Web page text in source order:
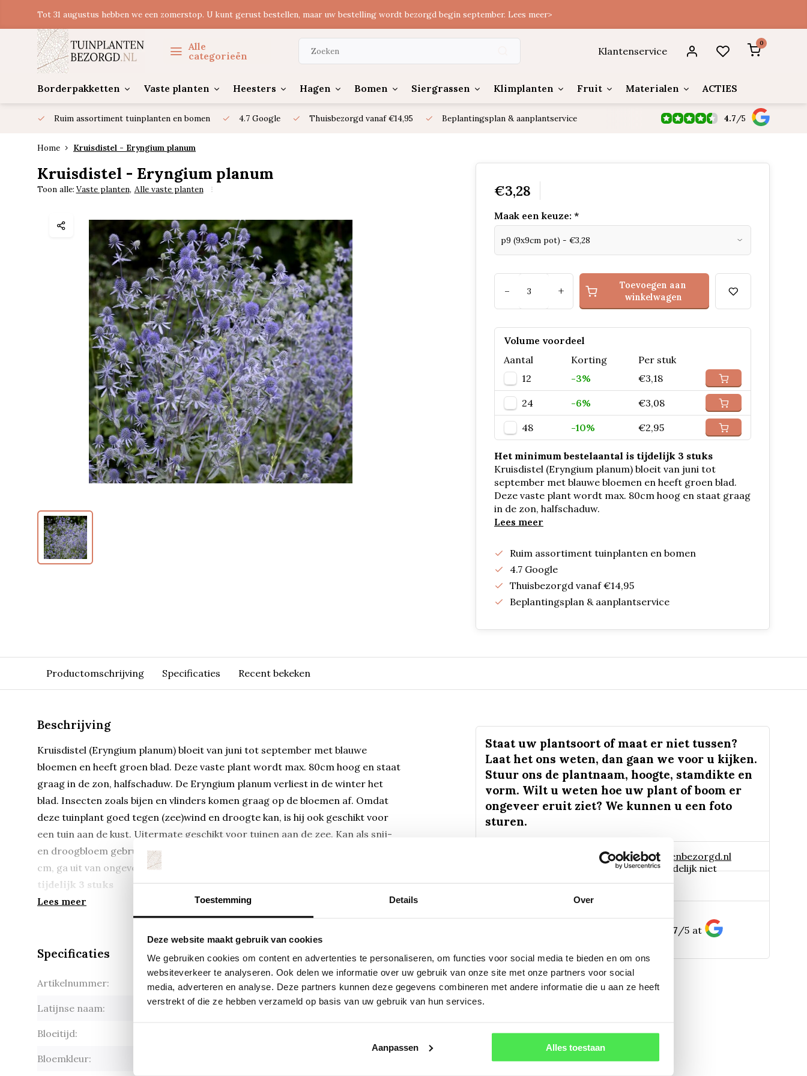
Toestemming Details Over
Deze website maakt gebruik van cookies
We gebruiken cookies om content en advertenties te personaliseren, om functies voor social media te bieden en om ons
websiteverkeer te analyseren. Ook delen we informatie over uw gebruik van onze site met onze partners voor social
media, adverteren en analyse. Deze partners kunnen deze gegevens combineren met andere informatie die u aan ze heeft
verstrekt of die ze hebben verzameld op basis van uw gebruik van hun services.
Aanpassen Alles toestaan
Tot 31 augustus hebben we een zomerstop. U kunt gerust bestellen, maar uw bestelling wordt bezorgd begin september. Lees meer>
Alle
categorieën
Klantenservice
0
Borderpakketten Vaste planten Heesters Hagen Bomen Siergrassen Klimplanten Fruit Materialen ACTIES
Ruim assortiment tuinplanten en bomen 4.7 Google Thuisbezorgd vanaf €14,95 Beplantingsplan & aanplantservice 4.7 /5
Home Kruisdistel - Eryngium planum
Kruisdistel - Eryngium planum
Toon alle: Vaste planten, Alle vaste planten €3,28
Maak een keuze: *
- +
Toevoegen aan
winkelwagen
Volume voordeel
Aantal
Korting
Per stuk
12
-3% €3,18
24 -6% €3,08
48 -10% €2,95
Het minimum bestelaantal is tijdelijk 3 stuks
Kruisdistel (Eryngium planum) bloeit van juni tot
september met blauwe bloemen en heeft groen blad.
Deze vaste plant wordt max. 80cm hoog en staat graag
in de zon, halfschaduw.
Lees meer
Ruim assortiment tuinplanten en bomen
4.7 Google
Thuisbezorgd vanaf €14,95
Beplantingsplan & aanplantservice
Productomschrijving Specificaties Recent bekeken
Beschrijving
Kruisdistel (Eryngium planum) bloeit van juni tot september met blauwe
bloemen en heeft groen blad. Deze vaste plant wordt max. 80cm hoog en staat
graag in de zon, halfschaduw. De Eryngium planum verliest in de winter het
blad. Insecten zoals bijen en vlinders komen graag op de bloemen af. Omdat
deze tuinplant goed tegen (zee)wind en droogte kan, is hij ook geschikt voor
een tuin aan de kust. Uitermate geschikt voor tuinen aan de zee. Kan als snij-
en droogbloem gebruikt worden. Kruisdistel wordt geleverd in een pot van 9*9
cm, ga uit van ongeveer 9 planten per m2.
tijdelijk 3 stuks
Lees meer
Specificaties
Artikelnummer: Eryngium planum
Latijnse naam: Eryngium planum
Bloeitijd:
Bloemkleur:
Staat uw plantsoort of maat er niet tussen?
Laat het ons weten, dan gaan we voor u kijken.
Stuur ons de plantnaam, hoogte, stamdikte en
vorm. Wilt u weten hoe uw plant of boom er
ongeveer eruit ziet? We kunnen u een foto
sturen.
info@tuinplantenbezorgd.nl
06 45 601 508 (tijdelijk niet
4.7 /5 at